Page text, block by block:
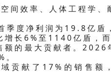
间效率、人体工程学
度净利润为19.8亿盾
增长6%至1140亿盾，
额的最大贡献者。
贡献了17%的销售